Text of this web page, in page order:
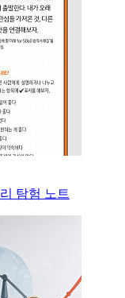
탐험 노트